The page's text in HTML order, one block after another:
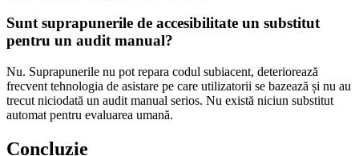
Sunt suprapunerile de accesibilitate un substitut
pentru un audit manual?
Nu. Suprapunerile nu pot repara codul subiacent, deteriorează
frecvent tehnologia de asistare pe care utilizatorii se bazează și nu au
trecut niciodată un audit manual serios. Nu există niciun substitut
automat pentru evaluarea umană.
Concluzie